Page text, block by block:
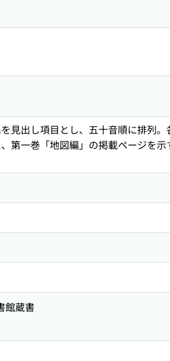
見出し項目とし、五十音順に排列
第一巻「地図編」の掲載ページを
館蔵書